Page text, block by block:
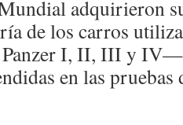
adquirieron
de los carros
I, II, III y IV—
en las